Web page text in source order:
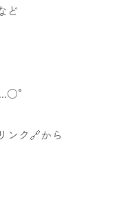
ど
ンク🔗から